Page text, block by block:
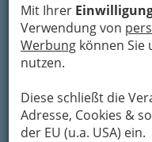
Mit Ihrer
Verwendung von
Werbung können Sie
nutzen.
Diese schließt die
Adresse, Cookies &
der EU (u.a. USA) ein.
Karte
Adresse mit